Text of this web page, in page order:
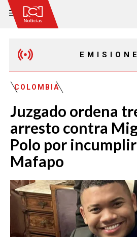
EMISIÓN 12:30
EMISIÓN 7:00
EMISIÓN 11:30 PM
COLOMBIA
Juzgado ordena
arresto contra
Polo por
Mafapo